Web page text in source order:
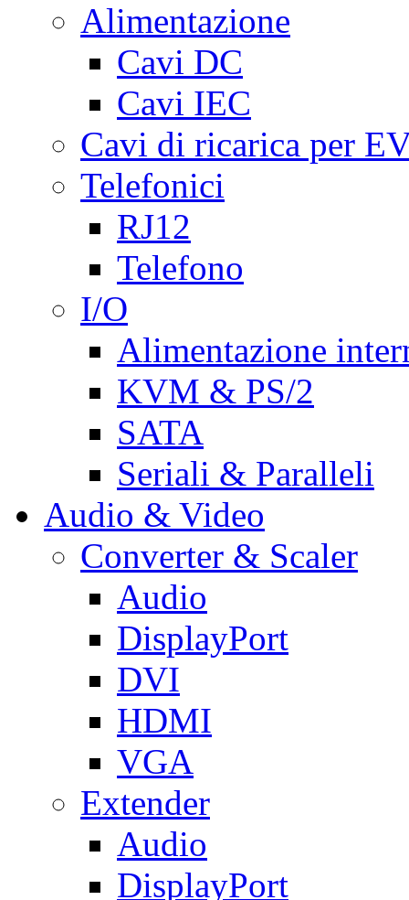
Alimentazione
Cavi DC
Cavi IEC
Cavi di ricarica per
Telefonici
RJ12
Telefono
I/O
Alimentazione
KVM & PS/2
SATA
Seriali & Paralleli
Audio & Video
Converter & Scaler
Audio
DisplayPort
DVI
HDMI
VGA
Extender
Audio
DisplayPort